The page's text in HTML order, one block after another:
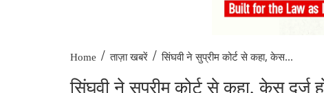
Home / ताज़ा खबरें / सिंघवी ने सुप्रीम कोर्ट से कहा, केस...
सिंघवी ने सुप्रीम कोर्ट से कहा, केस दर्ज